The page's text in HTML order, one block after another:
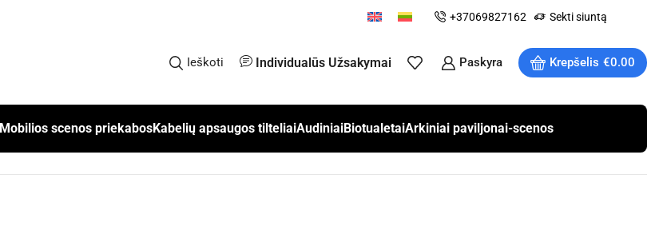
+37069827162 Sekti siuntą
Ieškoti Individualūs Užsakymai Paskyra Krepšelis €0.00
Mobilios scenos priekabosKabelių apsaugos tilteliaiAudiniaiBiotualetaiArkiniai paviljonai-scenos